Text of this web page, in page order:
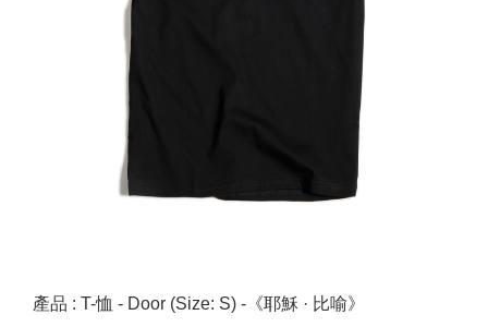
產品 : T-恤 - Door (Size: S) -《耶穌 · 比喻》